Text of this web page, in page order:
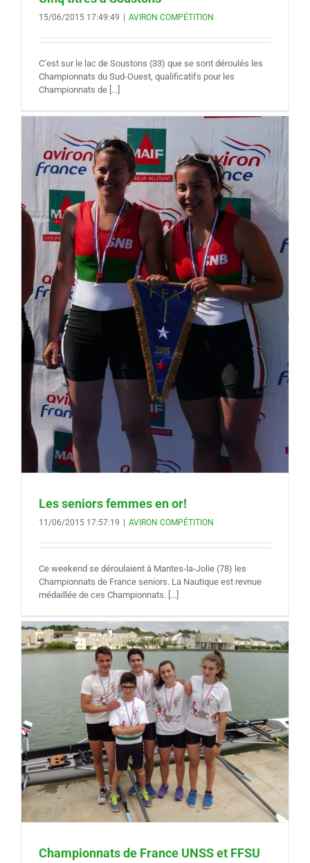
15/06/2015 17:49:49 AVIRON COMPÉTITION
C’est sur le lac de Soustons (33) que se sont déroulés les
Championnats du Sud-Ouest, qualificatifs pour les
Championnats de [...]
Les seniors femmes en or!
11/06/2015 17:57:19 AVIRON COMPÉTITION
Ce weekend se déroulaient à Mantes-la-Jolie (78) les
Championnats de France seniors. La Nautique est revnue
médaillée de ces Championnats. [...]
Championnats de France UNSS et FFSU